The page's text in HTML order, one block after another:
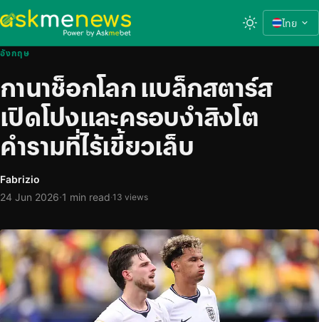
ไทย
อังกฤษ
กานาช็อกโลก แบล็กสตาร์ส
เปิดโปงและครอบงำสิงโต
คำรามที่ไร้เขี้ยวเล็บ
Fabrizio
24 Jun 2026·1 min read·13 views